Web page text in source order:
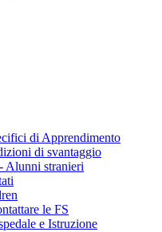
di Apprendimento
di svantaggio
Alunni stranieri
le FS
e Istruzione